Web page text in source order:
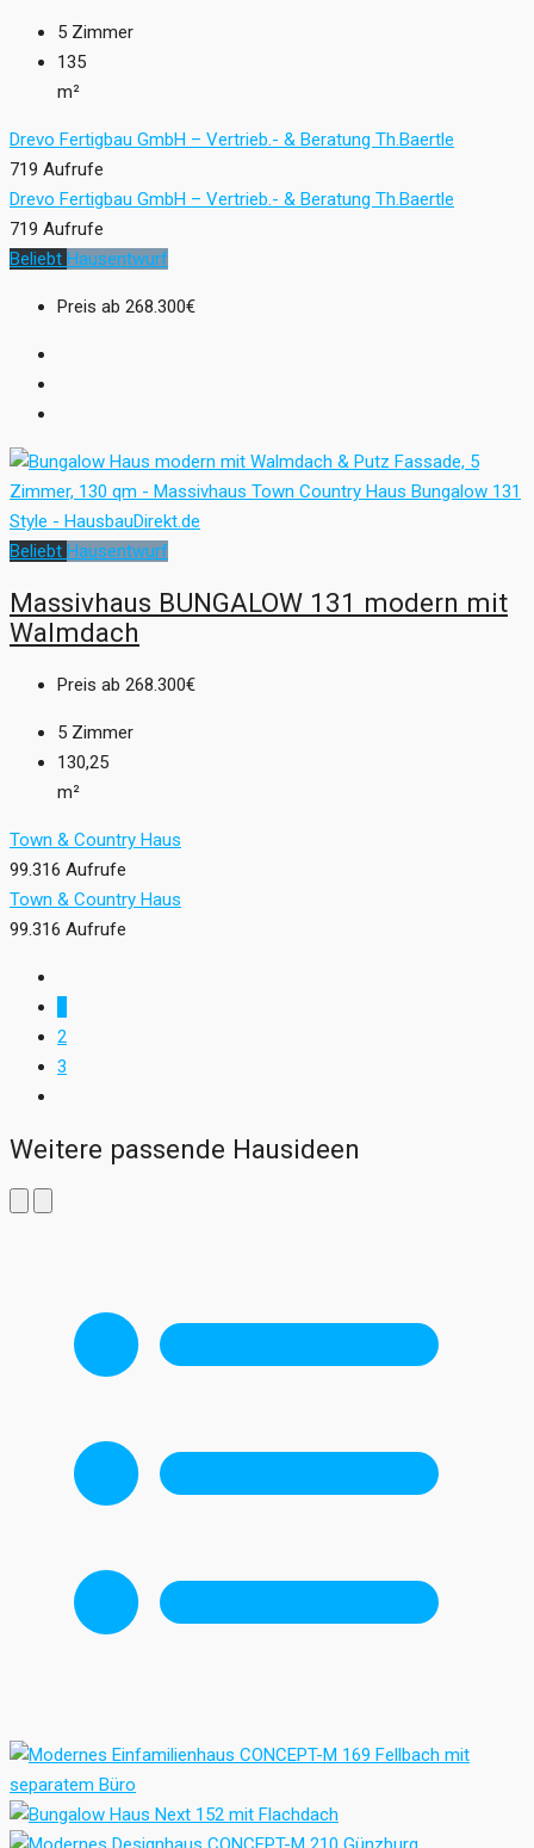
5 Zimmer
135
m²
Drevo Fertigbau GmbH – Vertrieb.- & Beratung Th.Baertle
719 Aufrufe
Drevo Fertigbau GmbH – Vertrieb.- & Beratung Th.Baertle
719 Aufrufe
Beliebt Hausentwurf
Preis ab 268.300€
Beliebt Hausentwurf
Massivhaus BUNGALOW 131 modern mit
Walmdach
Preis ab 268.300€
5 Zimmer
130,25
m²
Town & Country Haus
99.316 Aufrufe
Town & Country Haus
99.316 Aufrufe
2
3
Weitere passende Hausideen